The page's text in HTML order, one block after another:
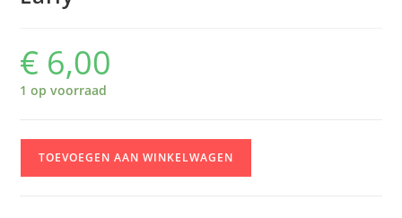
€ 6,00
1 op voorraad
TOEVOEGEN AAN WINKELWAGEN